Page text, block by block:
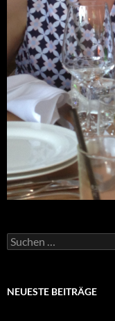
Suchen
nach:
NEUESTE BEITRÄGE